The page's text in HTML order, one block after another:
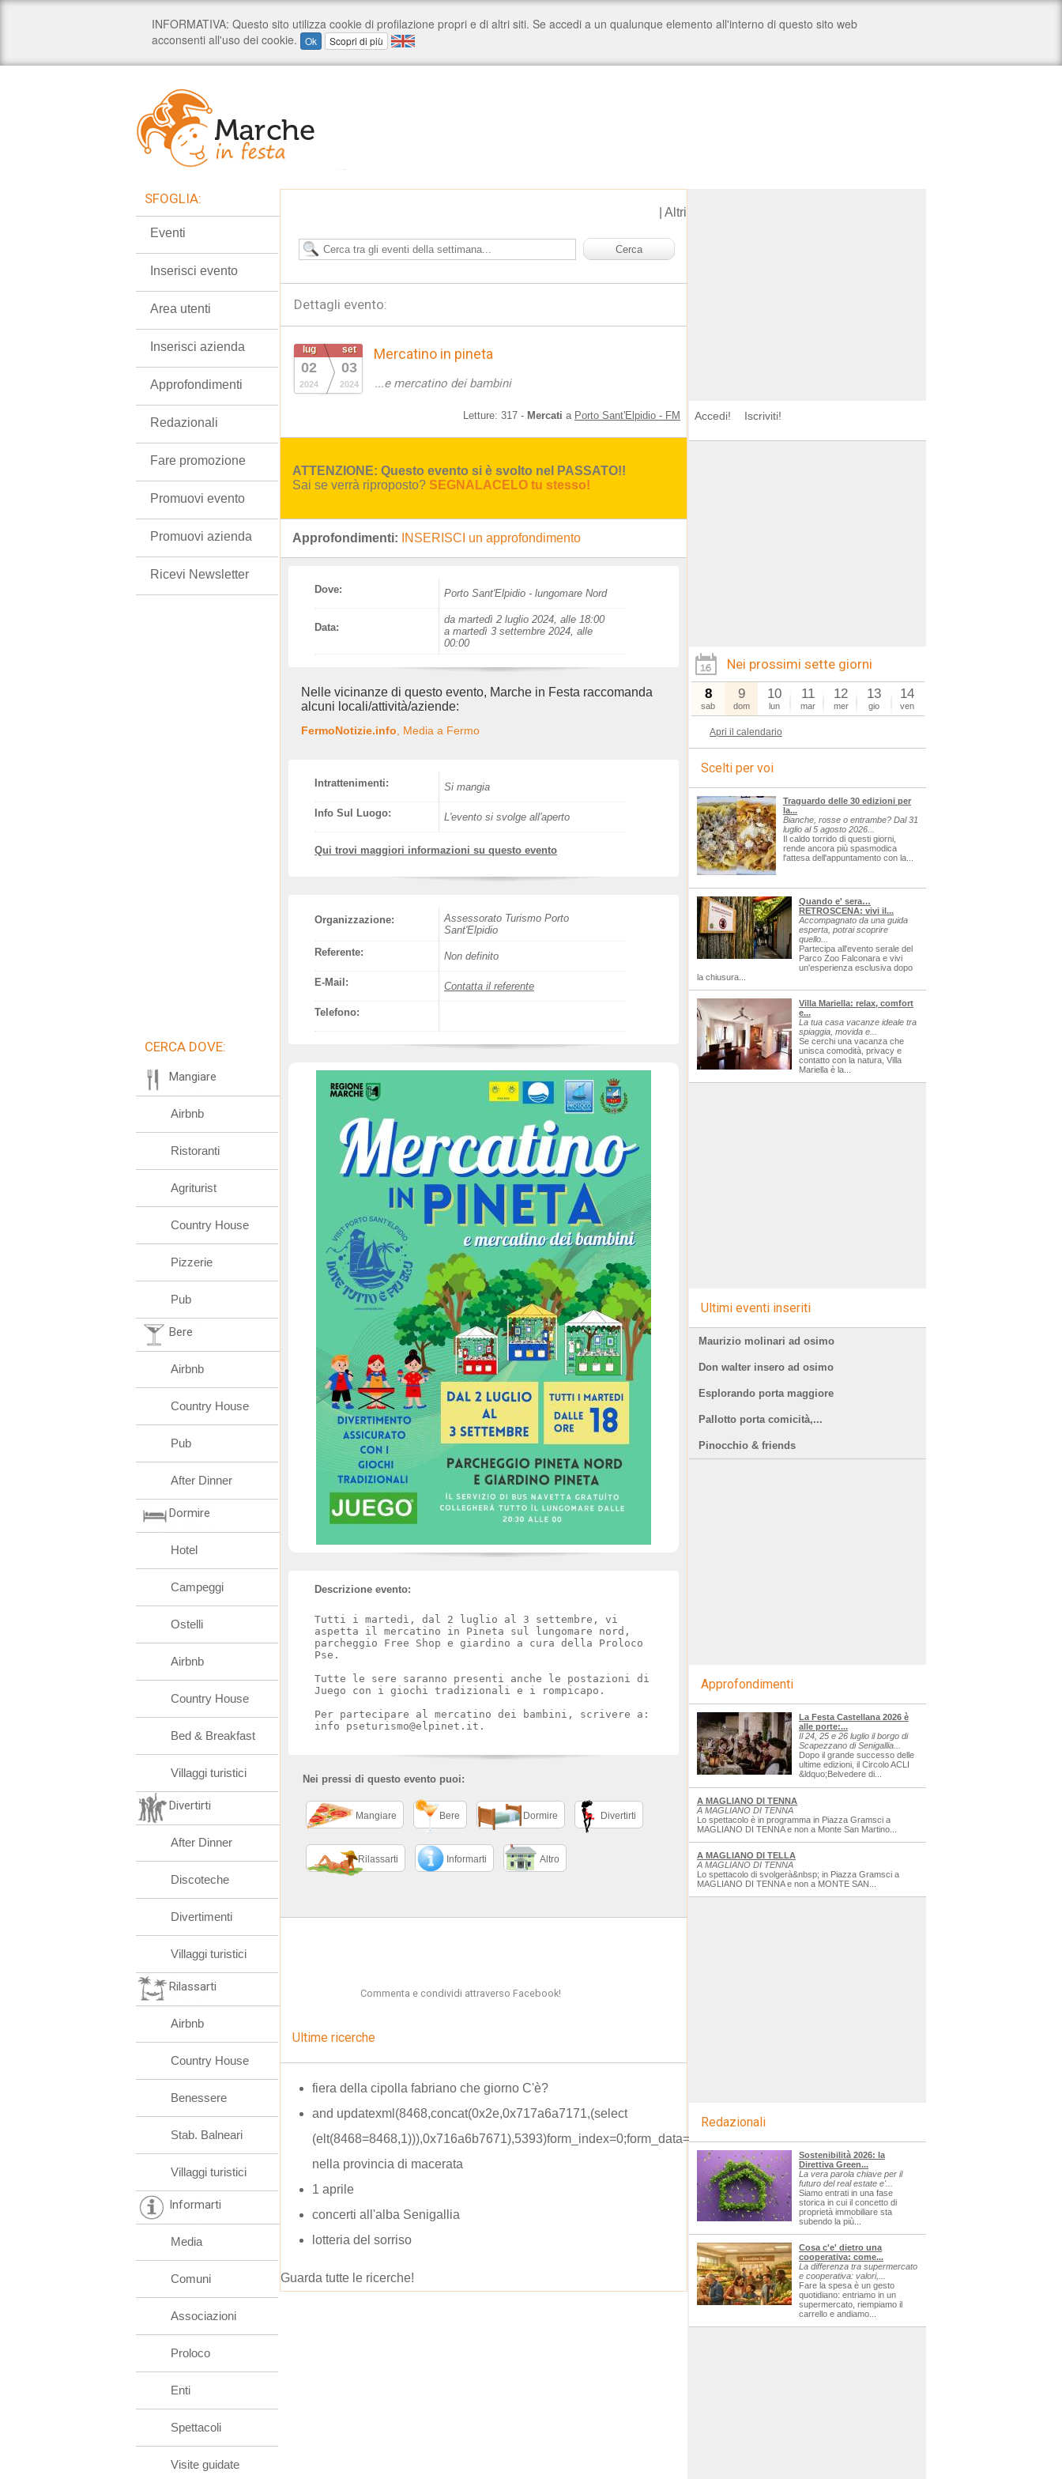
Altri
Dettagli evento:
lug
02
2024
set
03
2024
Mercatino in pineta
...e mercatino dei bambini
Letture: 317 - Mercati a Porto Sant'Elpidio - FM
ATTENZIONE: Questo evento si è svolto nel PASSATO!!
Sai se verrà riproposto? SEGNALACELO tu stesso!
Approfondimenti: INSERISCI un approfondimento
Dove: Porto Sant'Elpidio - lungomare Nord
Data:
da martedì 2 luglio 2024, alle 18:00
a martedì 3 settembre 2024, alle
00:00
Nelle vicinanze di questo evento, Marche in Festa raccomanda
alcuni locali/attività/aziende:
FermoNotizie.info , Media a Fermo
Intrattenimenti: Si mangia
Info Sul Luogo: L'evento si svolge all'aperto
Qui trovi maggiori informazioni su questo evento
Organizzazione:
Assessorato Turismo Porto
Sant'Elpidio
Referente:
Non definito
E-Mail: Contatta il referente
Telefono:
Descrizione evento:
Tutti i martedì, dal 2 luglio al 3 settembre, vi
aspetta il mercatino in Pineta sul lungomare nord,
parcheggio Free Shop e giardino a cura della Proloco
Pse.
Tutte le sere saranno presenti anche le postazioni di
Juego con i giochi tradizionali e i rompicapo.
Per partecipare al mercatino dei bambini, scrivere a:
info pseturismo@elpinet.it.
Nei pressi di questo evento puoi:
Mangiare Bere Dormire Divertirti
Rilassarti Informarti Altro
Commenta e condividi attraverso Facebook!
Ultime ricerche
fiera della cipolla fabriano che giorno C'è?
and updatexml(8468,concat(0x2e,0x717a6a7171,(select
(elt(8468=8468,1))),0x716a6b7671),5393)form_index=0;form_data=ricerca=sagre
nella provincia di macerata
1 aprile
concerti all'alba Senigallia
lotteria del sorriso
Guarda tutte le ricerche!
SFOGLIA:
Eventi
Inserisci evento
Area utenti
Inserisci azienda
Approfondimenti
Redazionali
Fare promozione
Promuovi evento
Promuovi azienda
Ricevi Newsletter
CERCA DOVE:
Mangiare
Airbnb
Ristoranti
Agriturist
Country House
Pizzerie
Pub
Bere
Airbnb
Country House
Pub
After Dinner
Dormire
Hotel
Campeggi
Ostelli
Airbnb
Country House
Bed & Breakfast
Villaggi turistici
Divertirti
After Dinner
Discoteche
Divertimenti
Villaggi turistici
Rilassarti
Airbnb
Country House
Benessere
Stab. Balneari
Villaggi turistici
Informarti
Media
Comuni
Associazioni
Proloco
Enti
Spettacoli
Visite guidate
Accedi! Iscriviti!
Nei prossimi sette giorni
8
sab
9
dom
10
lun
11
mar
12
mer
13
gio
14
ven
Apri il calendario
Scelti per voi
Traguardo delle 30 edizioni per
la...
Bianche, rosse o entrambe? Dal 31
luglio al 5 agosto 2026...
Il caldo torrido di questi giorni,
rende ancora più spasmodica
l'attesa dell'appuntamento con la...
Quando e' sera…
RETROSCENA: vivi il...
Accompagnato da una guida
esperta, potrai scoprire
quello...
Partecipa all'evento serale del
Parco Zoo Falconara e vivi
un'esperienza esclusiva dopo
la chiusura...
Villa Mariella: relax, comfort
e...
La tua casa vacanze ideale tra
spiaggia, movida e...
Se cerchi una vacanza che
unisca comodità, privacy e
contatto con la natura, Villa
Mariella è la...
Ultimi eventi inseriti
Maurizio molinari ad osimo
Don walter insero ad osimo
Esplorando porta maggiore
Pallotto porta comicità,...
Pinocchio & friends
Approfondimenti
La Festa Castellana 2026 è
alle porte:...
Il 24, 25 e 26 luglio il borgo di
Scapezzano di Senigallia...
Dopo il grande successo delle
ultime edizioni, il Circolo ACLI
&ldquo;Belvedere di...
A MAGLIANO DI TENNA
A MAGLIANO DI TENNA
Lo spettacolo è in programma in Piazza Gramsci a
MAGLIANO DI TENNA e non a Monte San Martino...
A MAGLIANO DI TELLA
A MAGLIANO DI TENNA
Lo spettacolo di svolgerà&nbsp; in Piazza Gramsci a
MAGLIANO DI TENNA e non a MONTE SAN...
Redazionali
Sostenibilità 2026: la
Direttiva Green...
La vera parola chiave per il
futuro del real estate e'...
Siamo entrati in una fase
storica in cui il concetto di
proprietà immobiliare sta
subendo la più...
Cosa c'e' dietro una
cooperativa: come...
La differenza tra supermercato
e cooperativa: valori,...
Fare la spesa è un gesto
quotidiano: entriamo in un
supermercato, riempiamo il
carrello e andiamo...